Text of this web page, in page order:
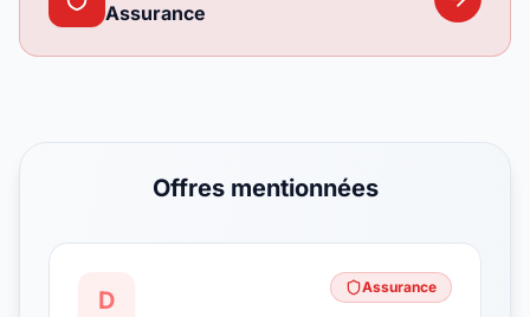
Assurance
Offres mentionnées
D Assurance